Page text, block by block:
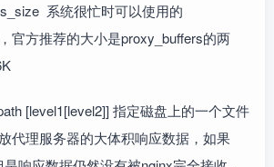
系统很忙时可以使用的
官方推荐的大小是proxy_buffers的两
[level1[level2]] 指定磁盘上的一个文件
代理服务器的大体积响应数据，如果